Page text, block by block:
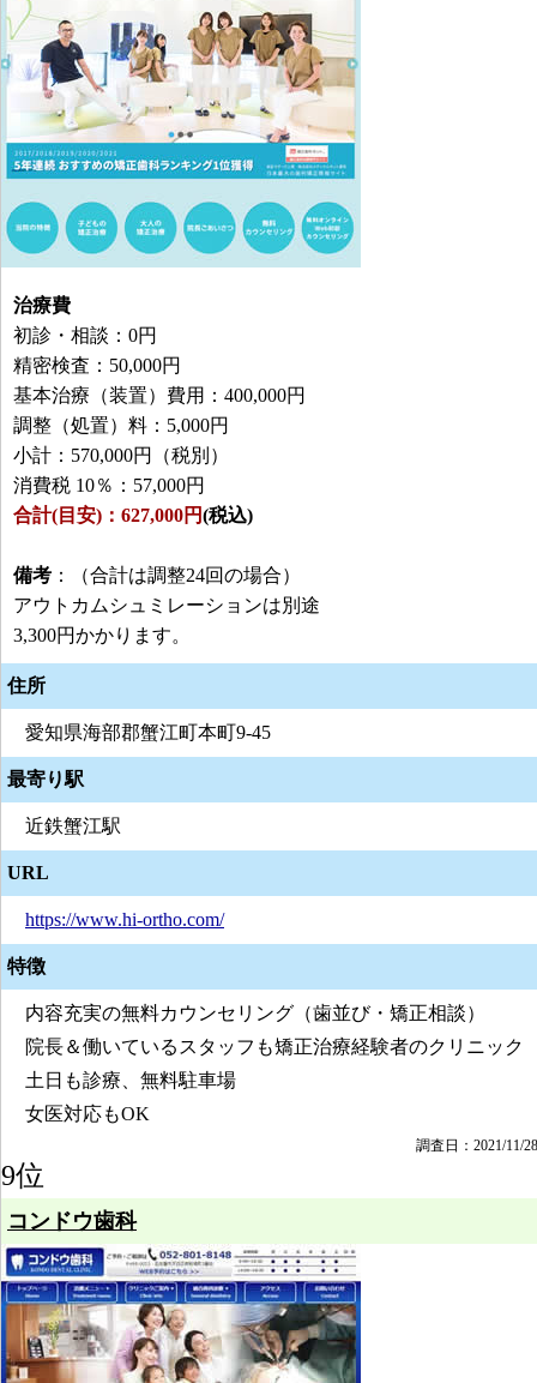
治療費
初診・相談：0円
精密検査：50,000円
基本治療（装置）費用：400,000円
調整（処置）料：5,000円
小計：570,000円（税別）
消費税 10％：57,000円
合計(目安)：627,000円(税込)
備考 ：（合計は調整24回の場合）
アウトカムシュミレーションは別途
3,300円かかります。
住所
愛知県海部郡蟹江町本町9-45
最寄り駅
近鉄蟹江駅
URL
https://www.hi-ortho.com/
特徴
内容充実の無料カウンセリング（歯並び・矯正相談）
院長＆働いているスタッフも矯正治療経験者のクリニック
土日も診療、無料駐車場
女医対応もOK
調査日：2021/11/28
9位
コンドウ歯科